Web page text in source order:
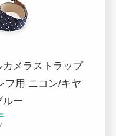
カメラストラップ
フ用 ニコン/キヤ
ルー